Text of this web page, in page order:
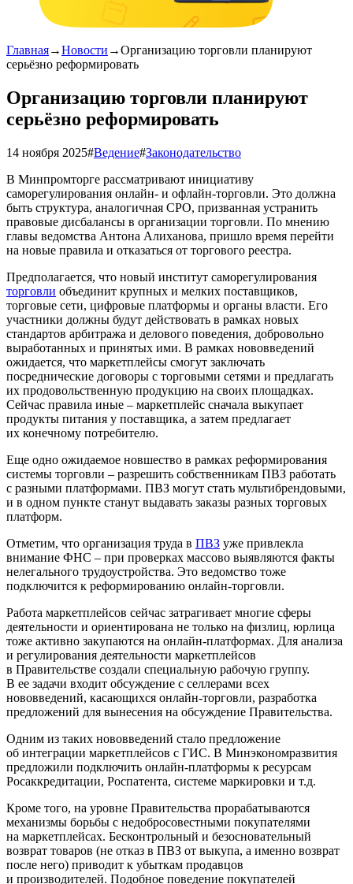
Главная→Новости →Организацию торговли планируют
серьёзно реформировать
Организацию торговли планируют
серьёзно реформировать
14 ноября 2025#Ведение#Законодательство
В Минпромторге рассматривают инициативу
саморегулирования онлайн- и офлайн-торговли. Это должна
быть структура, аналогичная СРО, призванная устранить
правовые дисбалансы в организации торговли. По мнению
главы ведомства Антона Алиханова, пришло время перейти
на новые правила и отказаться от торгового реестра.
Предполагается, что новый институт саморегулирования
торговли объединит крупных и мелких поставщиков,
торговые сети, цифровые платформы и органы власти. Его
участники должны будут действовать в рамках новых
стандартов арбитража и делового поведения, добровольно
выработанных и принятых ими. В рамках нововведений
ожидается, что маркетплейсы смогут заключать
посреднические договоры с торговыми сетями и предлагать
их продовольственную продукцию на своих площадках.
Сейчас правила иные – маркетплейс сначала выкупает
продукты питания у поставщика, а затем предлагает
их конечному потребителю.
Еще одно ожидаемое новшество в рамках реформирования
системы торговли – разрешить собственникам ПВЗ работать
с разными платформами. ПВЗ могут стать мультибрендовыми,
и в одном пункте станут выдавать заказы разных торговых
платформ.
Отметим, что организация труда в ПВЗ уже привлекла
внимание ФНС – при проверках массово выявляются факты
нелегального трудоустройства. Это ведомство тоже
подключится к реформированию онлайн-торговли.
Работа маркетплейсов сейчас затрагивает многие сферы
деятельности и ориентирована не только на физлиц, юрлица
тоже активно закупаются на онлайн-платформах. Для анализа
и регулирования деятельности маркетплейсов
в Правительстве создали специальную рабочую группу.
В ее задачи входит обсуждение с селлерами всех
нововведений, касающихся онлайн-торговли, разработка
предложений для вынесения на обсуждение Правительства.
Одним из таких нововведений стало предложение
об интеграции маркетплейсов с ГИС. В Минэкономразвития
предложили подключить онлайн-платформы к ресурсам
Росаккредитации, Роспатента, системе маркировки и т.д.
Кроме того, на уровне Правительства прорабатываются
механизмы борьбы с недобросовестными покупателями
на маркетплейсах. Бесконтрольный и безосновательный
возврат товаров (не отказ в ПВЗ от выкупа, а именно возврат
после него) приводит к убыткам продавцов
и производителей. Подобное поведение покупателей